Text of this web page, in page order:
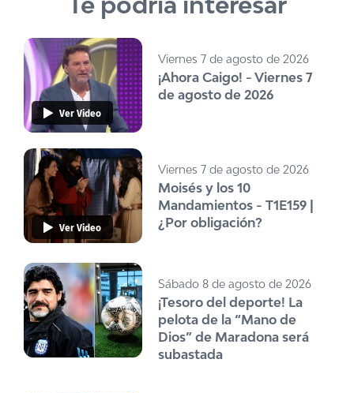
Ver Video
Viernes 7 de agosto de 2026
¡Ahora Caigo! - Viernes 7
de agosto de 2026
Ver Video
Viernes 7 de agosto de 2026
Moisés y los 10
Mandamientos - T1E159 |
¿Por obligación?
Sábado 8 de agosto de 2026
¡Tesoro del deporte! La
pelota de la “Mano de
Dios” de Maradona será
subastada